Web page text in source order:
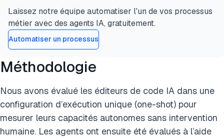
Laissez notre équipe automatiser l'un de vos processus
métier avec des agents IA, gratuitement.
Automatiser un processus
Méthodologie
Nous avons évalué les éditeurs de code IA dans une
configuration d’exécution unique (one-shot) pour
mesurer leurs capacités autonomes sans intervention
humaine. Les agents ont ensuite été évalués à l’aide